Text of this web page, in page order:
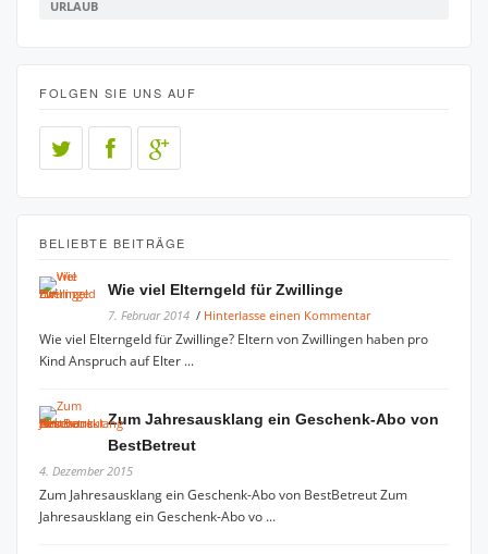
URLAUB
FOLGEN SIE UNS AUF
BELIEBTE BEITRÄGE
Wie viel Elterngeld für Zwillinge
7. Februar 2014 / Hinterlasse einen Kommentar
Wie viel Elterngeld für Zwillinge? Eltern von Zwillingen haben pro
Kind Anspruch auf Elter ...
Zum Jahresausklang ein Geschenk-Abo von
BestBetreut
4. Dezember 2015
Zum Jahresausklang ein Geschenk-Abo von BestBetreut Zum
Jahresausklang ein Geschenk-Abo vo ...